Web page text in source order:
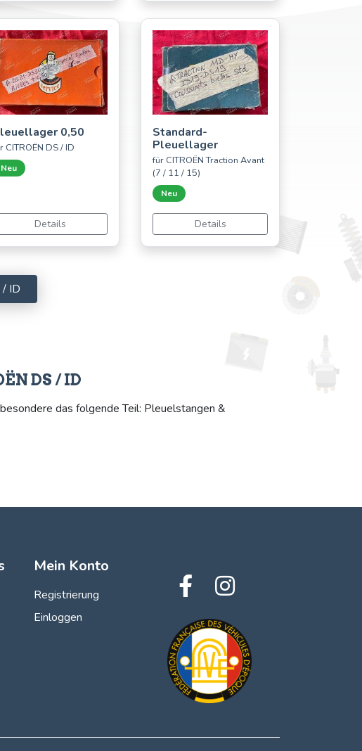
0,50
CITROËN DS / ID
Neu
Details
Standard-
Pleuellager
für CITROËN Traction Avant
(7 / 11 / 15)
Neu
Details
/ ID
DS / ID
das folgende Teil: Pleuelstangen &
Mein Konto
Registrierung
Einloggen